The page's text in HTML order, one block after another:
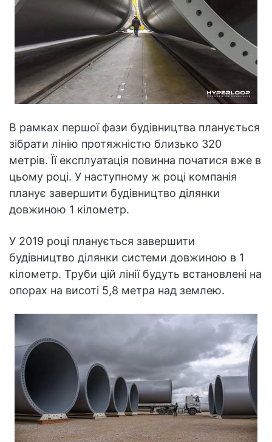
В рамках першої фази будівництва планується
зібрати лінію протяжністю близько 320
метрів. Її експлуатація повинна початися вже в
цьому році. У наступному ж році компанія
планує завершити будівництво ділянки
довжиною 1 кілометр.
У 2019 році планується завершити
будівництво ділянки системи довжиною в 1
кілометр. Труби цій лінії будуть встановлені на
опорах на висоті 5,8 метра над землею.